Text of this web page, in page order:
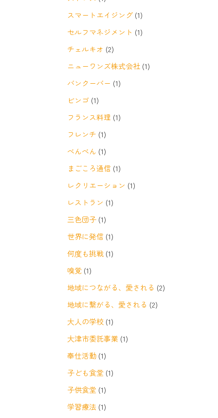
スマートエイジング (1)
セルフマネジメント (1)
チェルキオ (2)
ニューワンズ株式会社 (1)
バンクーバー (1)
ビンゴ (1)
フランス料理 (1)
フレンチ (1)
べんべん (1)
まごころ通信 (1)
レクリエーション (1)
レストラン (1)
三色団子 (1)
世界に発信 (1)
何度も挑戦 (1)
嗅覚 (1)
地域につながる、愛される (2)
地域に繋がる、愛される (2)
大人の学校 (1)
大津市委託事業 (1)
奉仕活動 (1)
子ども食堂 (1)
子供食堂 (1)
学習療法 (1)